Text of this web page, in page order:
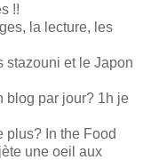
!!
la lecture, les
stazouni et le Japon
blog par jour? 1h je
plus? In the Food
une oeil aux